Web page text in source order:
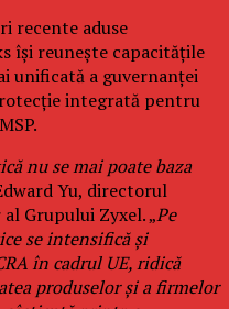
recente aduse
își reunește capacitățile
unificată a guvernanței
integrată pentru
nu se mai poate baza
Yu, directorul
Grupului Zyxel. „Pe
se intensifică și
în cadrul UE, ridică
produselor și a firmelor